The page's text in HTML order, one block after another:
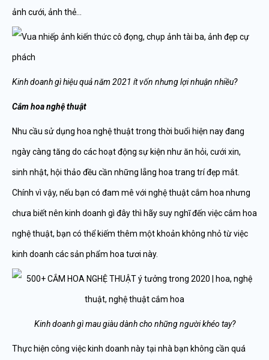
ảnh cưới, ảnh thẻ…
Kinh doanh gì hiệu quả năm 2021 ít vốn nhưng lợi nhuận nhiều?
Cắm hoa nghệ thuật
Nhu cầu sử dụng hoa nghệ thuật trong thời buổi hiện nay đang
ngày càng tăng do các hoạt động sự kiện như ăn hỏi, cưới xin,
sinh nhật, hội thảo đều cần những lẵng hoa trang trí đẹp mắt.
Chính vì vậy, nếu bạn có đam mê với nghệ thuật cắm hoa nhưng
chưa biết nên kinh doanh gì đây thì hãy suy nghĩ đến việc cắm hoa
nghệ thuật, bạn có thể kiếm thêm một khoản không nhỏ từ việc
kinh doanh các sản phẩm hoa tươi này.
Kinh doanh gì mau giàu dành cho những người khéo tay?
Thực hiện công việc kinh doanh này tại nhà bạn không cần quá